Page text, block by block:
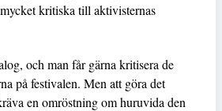
kritiska till aktivisternas
och man får gärna kritisera de
på festivalen. Men att göra det
en omröstning om huruvida den